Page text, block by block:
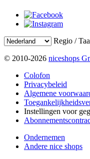
Regio /
© 2010-2026 niceshops
Colofon
Privacybeleid
Algemene
Instellingen voor
Ondernemen
Andere nice shops